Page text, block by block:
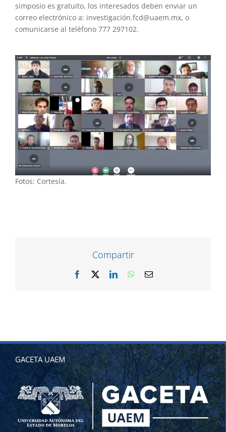
simposio es gratuito, los interesados deben enviar un
correo electrónico a: investigación.fcd@uaem.mx, o
comunicarse al teléfono 777 297102.
Fotos: Cortesía.
Compartir
Facebook LinkedInWhatsApp
Correo
GACETA UAEM